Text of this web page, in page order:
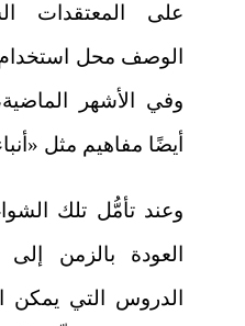
على المعتقدات
وفي الأشهر
أيضًا مفاهيم مثل
وعند تأمُّل تلك
العودة بالزمن
الدروس التي يمكن